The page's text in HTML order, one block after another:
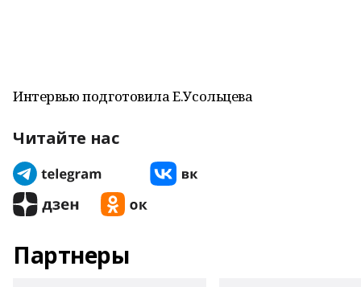
Интервью подготовила Е.Усольцева
Читайте нас
Партнеры